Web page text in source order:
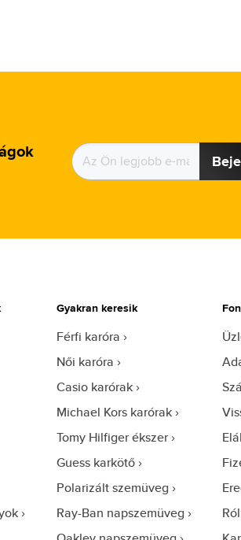
Gyakran keresik
Férfi karóra
Női karóra
Casio karórak
Michael Kors karórak
Tomy Hilfiger ékszer
Guess karkötő
Polarizált szemüveg
Ray-Ban napszemüveg